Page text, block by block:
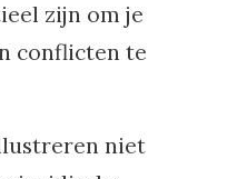
zijn om je
conflicten te
niet